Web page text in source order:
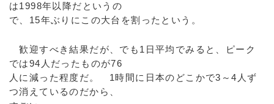
は1998年以降だというの
で、15年ぶりにこの大台を割ったという。
歓迎すべき結果だが、でも1日平均でみると、ピーク
では94人だったものが76
人に減った程度だ。 1時間に日本のどこかで3～4人ず
つ消えているのだから、